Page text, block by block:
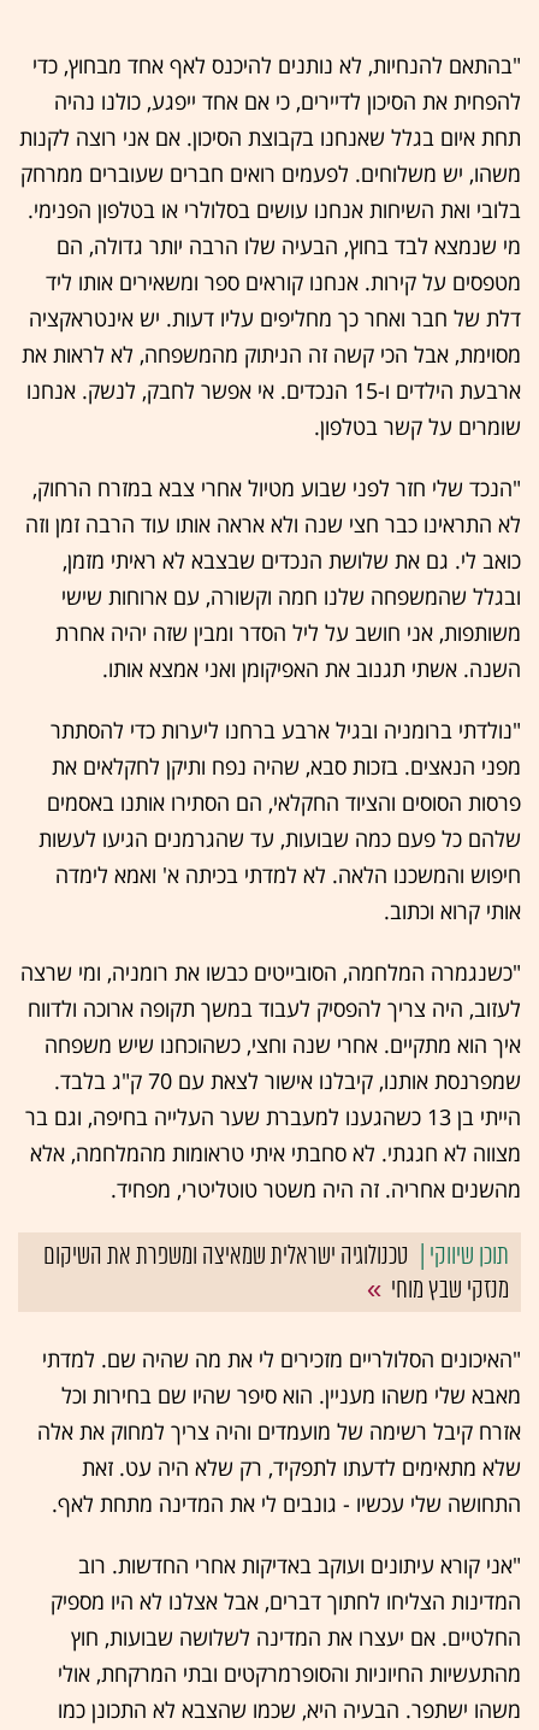
"בהתאם להנחיות, לא נותנים להיכנס לאף אחד מבחוץ, כדי
להפחית את הסיכון לדיירים, כי אם אחד ייפגע, כולנו נהיה
תחת איום בגלל שאנחנו בקבוצת הסיכון. אם אני רוצה לקנות
משהו, יש משלוחים. לפעמים רואים חברים שעוברים ממרחק
בלובי ואת השיחות אנחנו עושים בסלולרי או בטלפון הפנימי.
מי שנמצא לבד בחוץ, הבעיה שלו הרבה יותר גדולה, הם
מטפסים על קירות. אנחנו קוראים ספר ומשאירים אותו ליד
דלת של חבר ואחר כך מחליפים עליו דעות. יש אינטראקציה
מסוימת, אבל הכי קשה זה הניתוק מהמשפחה, לא לראות את
ארבעת הילדים ו-15 הנכדים. אי אפשר לחבק, לנשק. אנחנו
שומרים על קשר בטלפון.
"הנכד שלי חזר לפני שבוע מטיול אחרי צבא במזרח הרחוק,
לא התראינו כבר חצי שנה ולא אראה אותו עוד הרבה זמן וזה
כואב לי. גם את שלושת הנכדים שבצבא לא ראיתי מזמן,
ובגלל שהמשפחה שלנו חמה וקשורה, עם ארוחות שישי
משותפות, אני חושב על ליל הסדר ומבין שזה יהיה אחרת
השנה. אשתי תגנוב את האפיקומן ואני אמצא אותו.
"נולדתי ברומניה ובגיל ארבע ברחנו ליערות כדי להסתתר
מפני הנאצים. בזכות סבא, שהיה נפח ותיקן לחקלאים את
פרסות הסוסים והציוד החקלאי, הם הסתירו אותנו באסמים
שלהם כל פעם כמה שבועות, עד שהגרמנים הגיעו לעשות
חיפוש והמשכנו הלאה. לא למדתי בכיתה א' ואמא לימדה
אותי קרוא וכתוב.
"כשנגמרה המלחמה, הסובייטים כבשו את רומניה, ומי שרצה
לעזוב, היה צריך להפסיק לעבוד במשך תקופה ארוכה ולדווח
איך הוא מתקיים. אחרי שנה וחצי, כשהוכחנו שיש משפחה
שמפרנסת אותנו, קיבלנו אישור לצאת עם 70 ק"ג בלבד.
הייתי בן 13 כשהגענו למעברת שער העלייה בחיפה, וגם בר
מצווה לא חגגתי. לא סחבתי איתי טראומות מהמלחמה, אלא
מהשנים אחריה. זה היה משטר טוטליטרי, מפחיד.
טכנולוגיה ישראלית שמאיצה ומשפרת את השיקום
מנזקי שבץ מוחי
"האיכונים הסלולריים מזכירים לי את מה שהיה שם. למדתי
מאבא שלי משהו מעניין. הוא סיפר שהיו שם בחירות וכל
אזרח קיבל רשימה של מועמדים והיה צריך למחוק את אלה
שלא מתאימים לדעתו לתפקיד, רק שלא היה עט. זאת
התחושה שלי עכשיו - גונבים לי את המדינה מתחת לאף.
"אני קורא עיתונים ועוקב באדיקות אחרי החדשות. רוב
המדינות הצליחו לחתוך דברים, אבל אצלנו לא היו מספיק
החלטיים. אם יעצרו את המדינה לשלושה שבועות, חוץ
מהתעשיות החיוניות והסופרמרקטים ובתי המרקחת, אולי
משהו ישתפר. הבעיה היא, שכמו שהצבא לא התכונן כמו